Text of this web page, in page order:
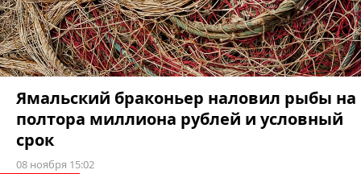
Ямальский браконьер наловил рыбы на
полтора миллиона рублей и условный
срок
08 ноября 15:02